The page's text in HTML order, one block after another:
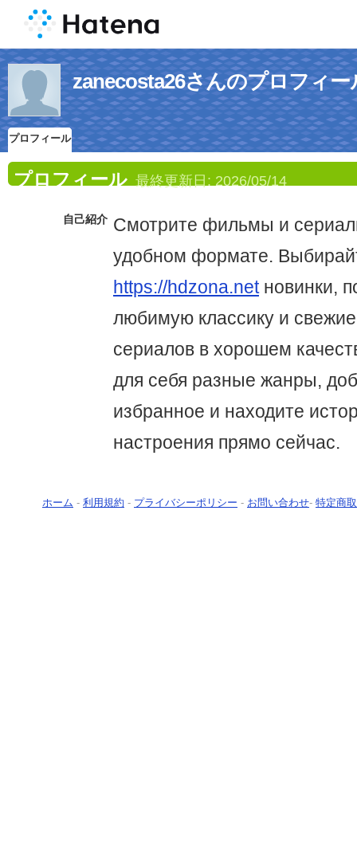
zanecosta26さんのプロフィー
プロフィール
プロフィール 最終更新日: 2026/05/14
自己紹介 Смотрите фильмы и
удобном формате.
https://hdzona.netновинки,
любимую классику и
сериалов в хорошем
для себя разные жанры,
избранное и находите
настроения прямо сейчас.
ホーム - 利用規約 - プライバシーポリシー - お問い合わせ- 特定商